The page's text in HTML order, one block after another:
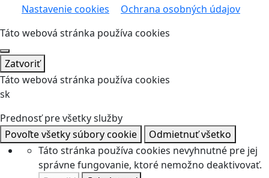
Nastavenie cookies
Ochrana osobných údajov
Táto webová stránka používa cookies
Zatvoriť
Táto webová stránka používa cookies
sk
Prednosť pre všetky služby
Povoľte všetky súbory cookie
Odmietnuť všetko
Táto stránka používa cookies nevyhnutné pre jej
správne fungovanie, ktoré nemožno deaktivovať.